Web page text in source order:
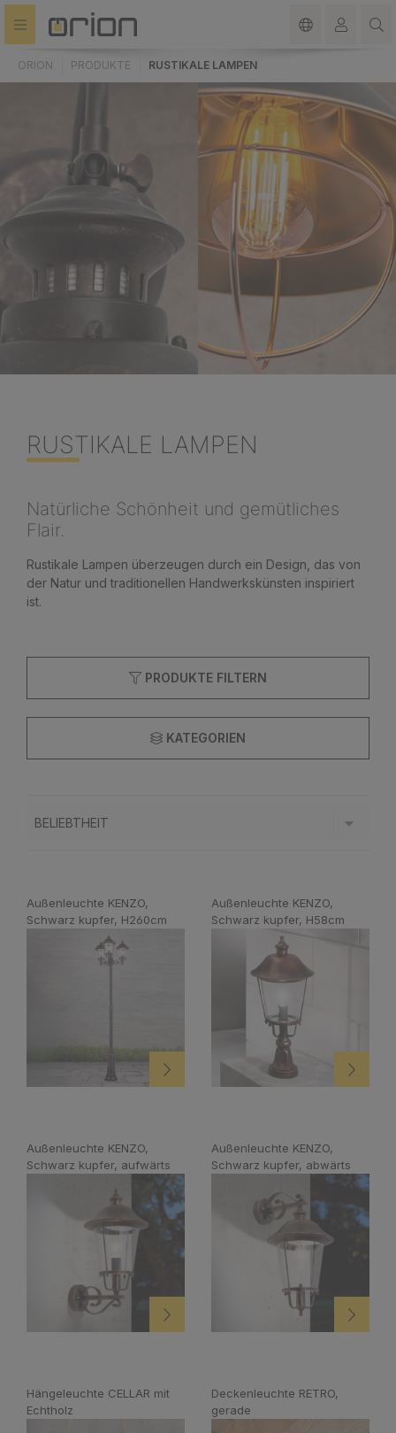
springen
ORION PRODUKTE RUSTIKALE LAMPEN
RUSTIKALE LAMPEN
Natürliche Schönheit und gemütliches
Flair.
Rustikale Lampen überzeugen durch ein Design, das von
der Natur und traditionellen Handwerkskünsten inspiriert
ist.
PRODUKTE FILTERN
KATEGORIEN
Außenleuchte KENZO,
Schwarz kupfer, H260cm
Außenleuchte KENZO,
Schwarz kupfer, H58cm
Außenleuchte KENZO,
Schwarz kupfer, aufwärts
Außenleuchte KENZO,
Schwarz kupfer, abwärts
Hängeleuchte CELLAR mit
Echtholz
Deckenleuchte RETRO,
gerade